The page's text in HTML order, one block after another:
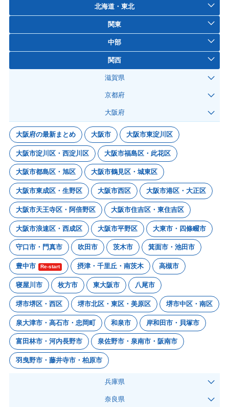
北海道・東北
関東
中部
関西
滋賀県
京都府
大阪府
大阪府の最新まとめ 大阪市 大阪市東淀川区
大阪市淀川区・西淀川区 大阪市福島区・此花区
大阪市都島区・旭区 大阪市鶴見区・城東区
大阪市東成区・生野区 大阪市西区 大阪市港区・大正区
大阪市天王寺区・阿倍野区 大阪市住吉区・東住吉区
大阪市浪速区・西成区 大阪市平野区 大東市・四條畷市
守口市・門真市 吹田市 茨木市 箕面市・池田市
豊中市 Re-start 摂津・千里丘・南茨木 高槻市
寝屋川市 枚方市 東大阪市 八尾市
堺市堺区・西区 堺市北区・東区・美原区 堺市中区・南区
泉大津市・高石市・忠岡町 和泉市 岸和田市・貝塚市
富田林市・河内長野市 泉佐野市・泉南市・阪南市
羽曳野市・藤井寺市・柏原市
兵庫県
奈良県